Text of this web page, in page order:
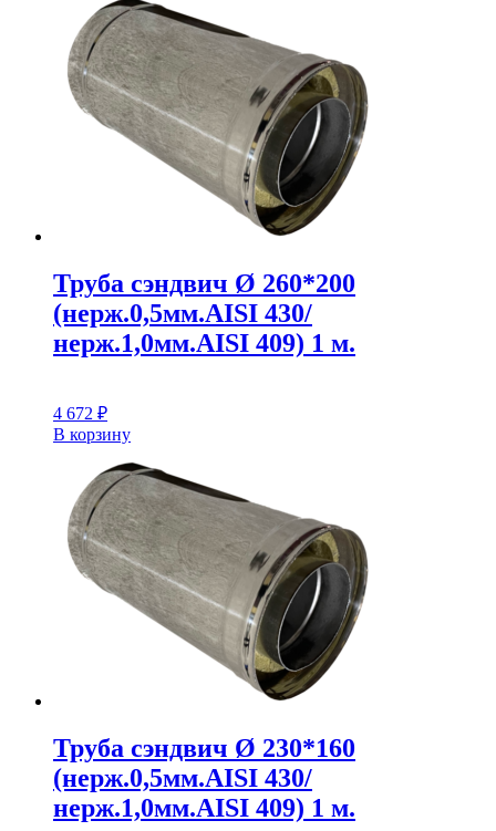
Труба сэндвич Ø 260*200
(нерж.0,5мм.AISI 430/
нерж.1,0мм.AISI 409) 1 м.
4 672 ₽
В корзину
Труба сэндвич Ø 230*160
(нерж.0,5мм.AISI 430/
нерж.1,0мм.AISI 409) 1 м.